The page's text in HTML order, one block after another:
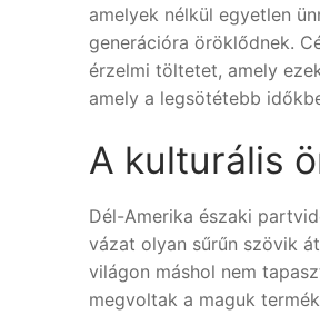
amelyek nélkül egyetlen
generációra öröklődnek.
érzelmi töltetet, amely
amely a legsötétebb
A kulturális
Dél-Amerika északi
vázat olyan sűrűn szövik
világon máshol nem
megvoltak a maguk